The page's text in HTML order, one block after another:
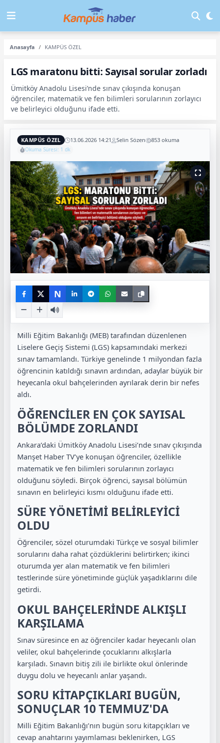
Anasayfa KAMPÜS ÖZEL
LGS maratonu bitti: Sayısal sorular zorladı
Ümitköy Anadolu Lisesi’nde sınav çıkışında konuşan
öğrenciler, matematik ve fen bilimleri sorularının zorlayıcı
ve belirleyici olduğunu ifade etti.
KAMPÜS ÖZEL 13.06.2026 14:21 Selin Sözen 853 okuma
Okuma Süresi: 1 dk
N
Milli Eğitim Bakanlığı (MEB) tarafından düzenlenen
Liselere Geçiş Sistemi (LGS) kapsamındaki merkezi
sınav tamamlandı. Türkiye genelinde 1 milyondan fazla
öğrencinin katıldığı sınavın ardından, adaylar büyük bir
heyecanla okul bahçelerinden ayrılarak derin bir nefes
aldı.
ÖĞRENCİLER EN ÇOK SAYISAL
BÖLÜMDE ZORLANDI
Ankara’daki Ümitköy Anadolu Lisesi’nde sınav çıkışında
Manşet Haber TV’ye konuşan öğrenciler, özellikle
matematik ve fen bilimleri sorularının zorlayıcı
olduğunu söyledi. Birçok öğrenci, sayısal bölümün
sınavın en belirleyici kısmı olduğunu ifade etti.
SÜRE YÖNETİMİ BELİRLEYİCİ
OLDU
Öğrenciler, sözel oturumdaki Türkçe ve sosyal bilimler
sorularını daha rahat çözdüklerini belirtirken; ikinci
oturumda yer alan matematik ve fen bilimleri
testlerinde süre yönetiminde güçlük yaşadıklarını dile
getirdi.
OKUL BAHÇELERİNDE ALKIŞLI
KARŞILAMA
Sınav süresince en az öğrenciler kadar heyecanlı olan
veliler, okul bahçelerinde çocuklarını alkışlarla
karşıladı. Sınavın bitiş zili ile birlikte okul önlerinde
duygu dolu ve heyecanlı anlar yaşandı.
SORU KİTAPÇIKLARI BUGÜN,
SONUÇLAR 10 TEMMUZ'DA
Milli Eğitim Bakanlığı’nın bugün soru kitapçıkları ve
cevap anahtarını yayımlaması beklenirken, LGS